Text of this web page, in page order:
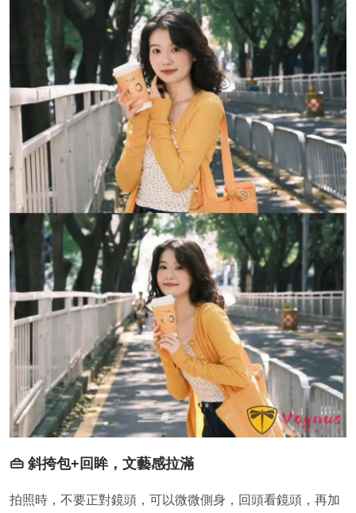
👜 斜挎包+回眸，文藝感拉滿
拍照時，不要正對鏡頭，可以微微側身，回頭看鏡頭，再加